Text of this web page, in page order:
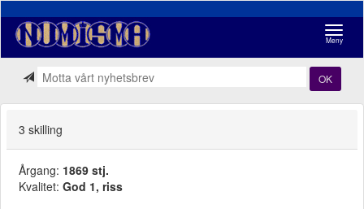
Meny
OK
3 skilling
Årgang: 1869 stj.
Kvalitet: God 1, riss